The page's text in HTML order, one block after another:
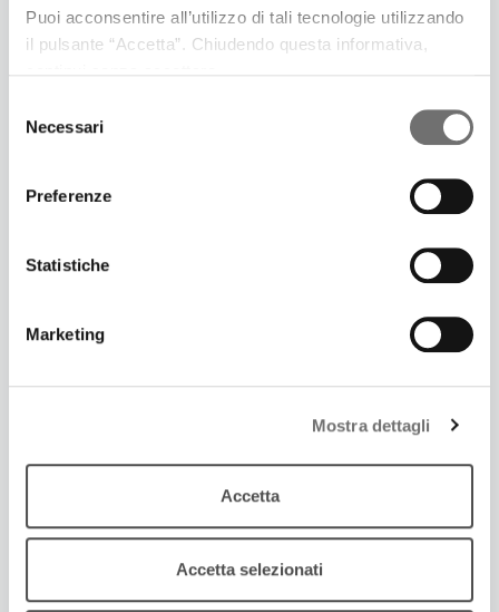
Puoi acconsentire all’utilizzo di tali tecnologie utilizzando
il pulsante “Accetta”. Chiudendo questa informativa,
delNecessari
Preferenze
Statistiche
Marketing
Mostra dettagli
Accetta
Accetta selezionati
DANCE LAND | MARZO 26
Gli imperdibili appuntamenti di danza scelti per noi
DANCE LAND | FEBBRAIO 26
Gli imperdibili appuntamenti di danza scelti per noi
da Carmelo Zapparrata